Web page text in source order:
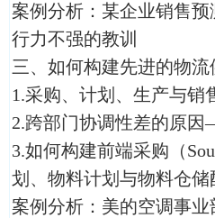
案例分析：某企业销售
行力不强的教训
三、如何构建先进的物
1.采购、计划、生产与销
2.跨部门协调性差的原
3.如何构建前端采购（
划、物料计划与物料仓
案例分析：美的空调事